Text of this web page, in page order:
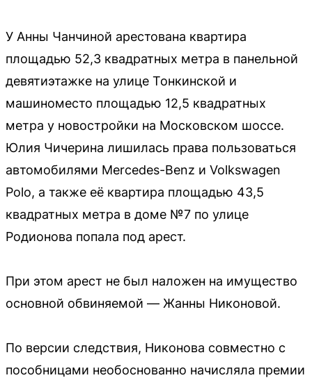
У Анны Чанчиной арестована квартира
площадью 52,3 квадратных метра в панельной
девятиэтажке на улице Тонкинской и
машиноместо площадью 12,5 квадратных
метра у новостройки на Московском шоссе.
Юлия Чичерина лишилась права пользоваться
автомобилями Mercedes-Benz и Volkswagen
Polo, а также её квартира площадью 43,5
квадратных метра в доме №7 по улице
Родионова попала под арест.
При этом арест не был наложен на имущество
основной обвиняемой — Жанны Никоновой.
По версии следствия, Никонова совместно с
пособницами необоснованно начисляла премии